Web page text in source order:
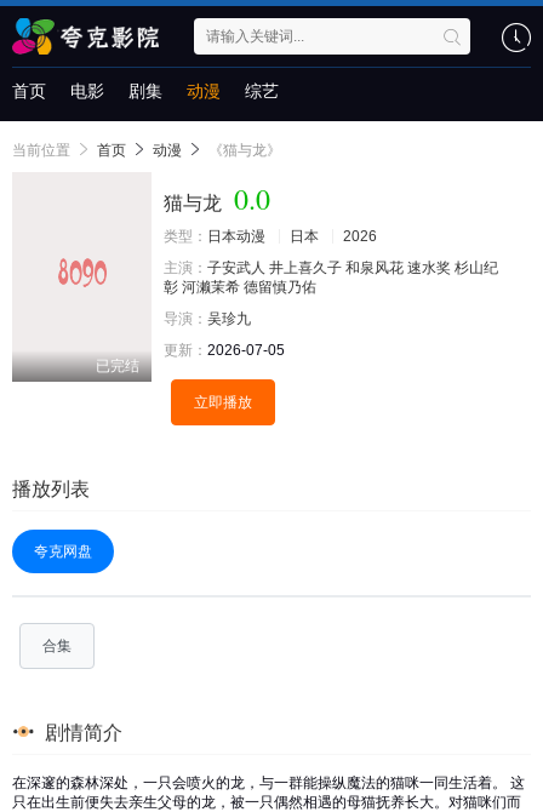
首页 电影 剧集 动漫 综艺
当前位置 首页 动漫 《猫与龙》
已完结
猫与龙 0.0
类型： 日本动漫 日本
2026
主演： 子安武人 井上喜久子 和泉风花 速水奖 杉山纪
彰 河濑茉希 德留慎乃佑
导演： 吴珍九
更新： 2026-07-05
立即播放
播放列表
夸克网盘
合集
剧情简介
在深邃的森林深处，一只会喷火的龙，与一群能操纵魔法的猫咪一同生活着。 这
只在出生前便失去亲生父母的龙，被一只偶然相遇的母猫抚养长大。对猫咪们而